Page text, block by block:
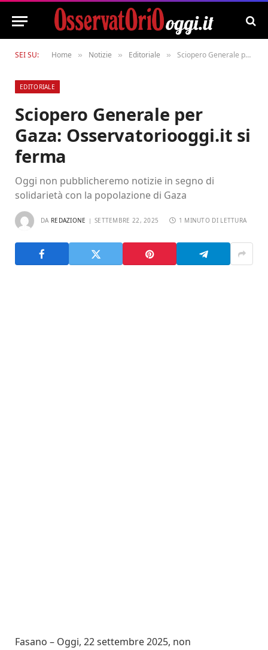
SEI SU: Home » Notizie » Editoriale » Sciopero Generale per Gaza: Osservatoriooggi.it si ferma
EDITORIALE
Sciopero Generale per
Gaza: Osservatoriooggi.it si
ferma
Oggi non pubblicheremo notizie in segno di
solidarietà con la popolazione di Gaza
DA REDAZIONE SETTEMBRE 22, 2025 1 MINUTO DI LETTURA
Fasano – Oggi, 22 settembre 2025, non